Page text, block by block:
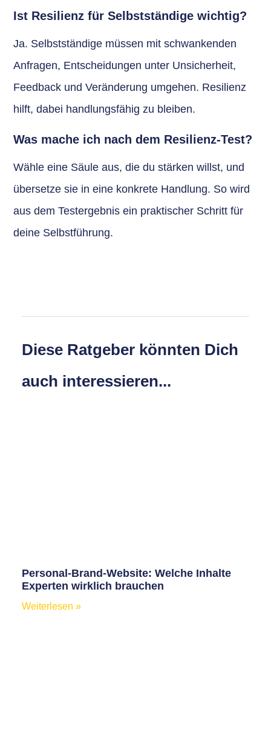
Ist Resilienz für Selbstständige wichtig?
Ja. Selbstständige müssen mit schwankenden
Anfragen, Entscheidungen unter Unsicherheit,
Feedback und Veränderung umgehen. Resilienz
hilft, dabei handlungsfähig zu bleiben.
Was mache ich nach dem Resilienz-Test?
Wähle eine Säule aus, die du stärken willst, und
übersetze sie in eine konkrete Handlung. So wird
aus dem Testergebnis ein praktischer Schritt für
deine Selbstführung.
Diese Ratgeber könnten Dich
auch interessieren...
Personal-Brand-Website: Welche Inhalte
Experten wirklich brauchen
Weiterlesen »